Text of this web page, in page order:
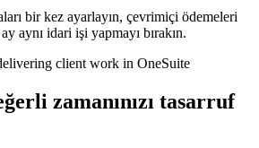
bir kez ayarlayın, çevrimiçi ödemeleri
aynı idari işi yapmayı bırakın.
zamanınızı tasarruf